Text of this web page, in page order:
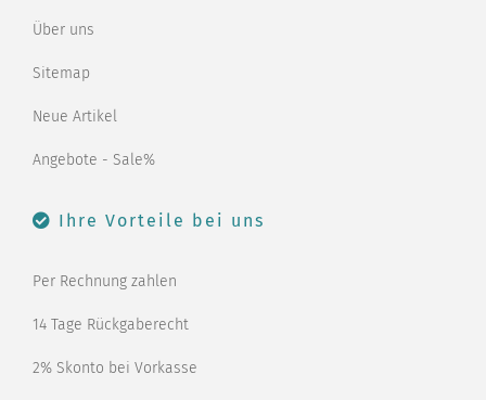
Über uns
Sitemap
Neue Artikel
Angebote - Sale%
Ihre Vorteile bei uns
Per Rechnung zahlen
14 Tage Rückgaberecht
2% Skonto bei Vorkasse